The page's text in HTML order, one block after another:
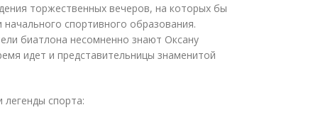
торжественных вечеров, на которых бы
спортивного образования.
биатлона несомненно знают Оксану
идет и представительницы знаменитой
спорта: